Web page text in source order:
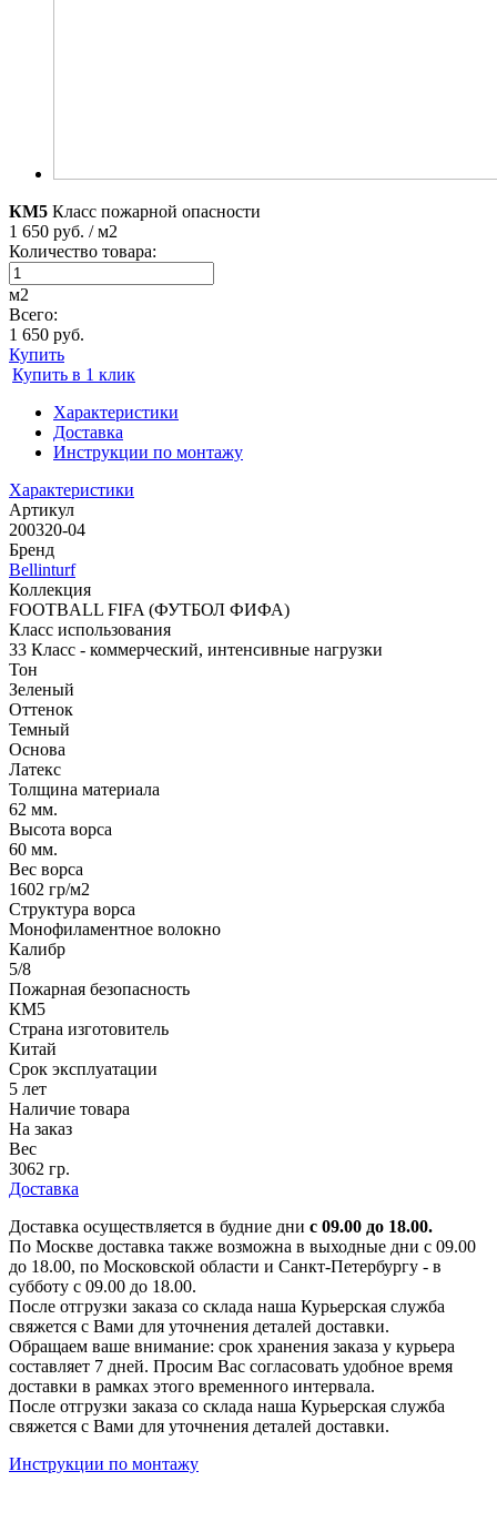
КМ5 Класс пожарной опасности
1 650 руб. / м2
Количество товара:
м2
Всего:
1 650 руб.
Купить
Купить в 1 клик
Характеристики
Доставка
Инструкции по монтажу
Характеристики
Артикул
200320-04
Бренд
Bellinturf
Коллекция
FOOTBALL FIFA (ФУТБОЛ ФИФА)
Класс использования
33 Класс - коммерческий, интенсивные нагрузки
Тон
Зеленый
Оттенок
Темный
Основа
Латекс
Толщина материала
62 мм.
Высота ворса
60 мм.
Вес ворса
1602 гр/м2
Структура ворса
Монофиламентное волокно
Калибр
5/8
Пожарная безопасность
КМ5
Страна изготовитель
Китай
Срок эксплуатации
5 лет
Наличие товара
На заказ
Вес
3062 гр.
Доставка
Доставка осуществляется в будние дни с 09.00 до 18.00.
По Москве доставка также возможна в выходные дни с 09.00
до 18.00, по Московской области и Санкт-Петербургу - в
субботу с 09.00 до 18.00.
После отгрузки заказа со склада наша Курьерская служба
свяжется с Вами для уточнения деталей доставки.
Обращаем ваше внимание: срок хранения заказа у курьера
составляет 7 дней. Просим Вас согласовать удобное время
доставки в рамках этого временного интервала.
После отгрузки заказа со склада наша Курьерская служба
свяжется с Вами для уточнения деталей доставки.
Инструкции по монтажу